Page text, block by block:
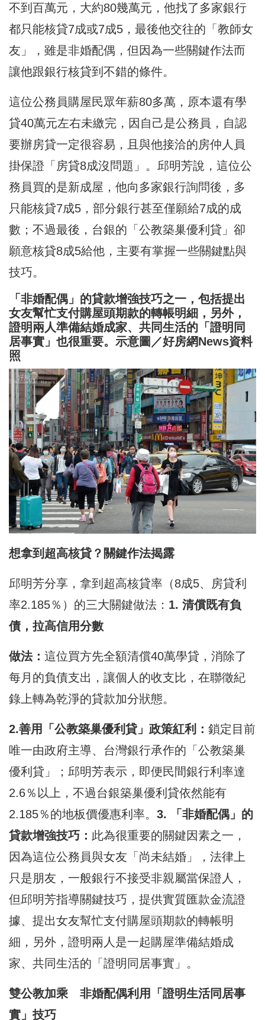
不到百萬元，大約80幾萬元，他找了多家銀行
都只能核貸7成或7成5，最後他交往的「教師女
友」，雖是非婚配偶，但因為一些關鍵作法而
讓他跟銀行核貸到不錯的條件。
這位公務員購屋民眾年薪80多萬，原本還有學
貸40萬元左右未繳完，因自己是公務員，自認
要辦房貸一定很容易，且與他接洽的房仲人員
掛保證「房貸8成沒問題」。邱明芳說，這位公
務員買的是新成屋，他向多家銀行詢問後，多
只能核貸7成5，部分銀行甚至僅願給7成的成
數；不過最後，台銀的「公教築巢優利貸」卻
願意核貸8成5給他，主要有掌握一些關鍵點與
技巧。
「非婚配偶」的貸款增強技巧之一，包括提出
女友幫忙支付購屋頭期款的轉帳明細，另外，
證明兩人準備結婚成家、共同生活的「證明同
居事實」也很重要。示意圖／好房網News資料
照
想拿到超高核貸？關鍵作法揭露
邱明芳分享，拿到超高核貸率（8成5、房貸利
率2.185％）的三大關鍵做法： ​1. 清償既有負
債，拉高信用分數
​做法： 這位買方先全額清償40萬學貸，消除了
每月的負債支出，讓個人的收支比，在聯徵紀
錄上轉為乾淨的貸款加分狀態。
2.善用「公教築巢優利貸」政策紅利： 鎖定目前
唯一由政府主導、台灣銀行承作的「公教築巢
優利貸」；邱明芳表示，即便民間銀行利率達
2.6％以上，不過台銀築巢優利貸依然能有
2.185％的地板價優惠利率。 3. 「非婚配偶」的
貸款增強技巧： 此為很重要的關鍵因素之一，
因為這位公務員與女友「尚未結婚」，法律上
只是朋友，一般銀行不接受非親屬當保證人，
但邱明芳指導關鍵技巧，提供實質匯款金流證
據、提出女友幫忙支付購屋頭期款的轉帳明
細，另外，證明兩人是一起購屋準備結婚成
家、共同生活的「證明同居事實」。
雙公教加乘 非婚配偶利用「證明生活同居事
實」技巧